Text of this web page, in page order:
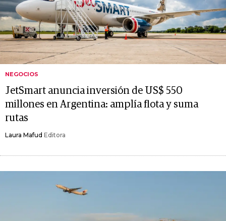
NEGOCIOS
JetSmart anuncia inversión de US$ 550
millones en Argentina: amplía flota y suma
rutas
Laura Mafud Editora